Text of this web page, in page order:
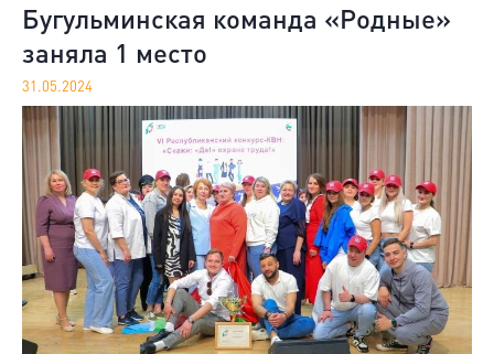
Бугульминская команда «Родные»
заняла 1 место
31.05.2024